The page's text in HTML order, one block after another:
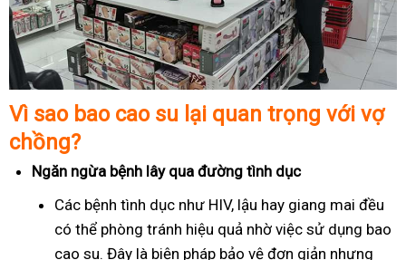
Vì sao bao cao su lại quan trọng với vợ
chồng?
Ngăn ngừa bệnh lây qua đường tình dục
Các bệnh tình dục như HIV, lậu hay giang mai đều
có thể phòng tránh hiệu quả nhờ việc sử dụng bao
cao su. Đây là biện pháp bảo vệ đơn giản nhưng